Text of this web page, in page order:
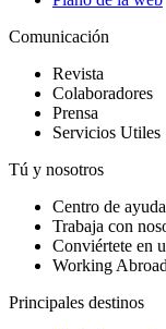
Comunicación
Revista
Colaboradores
Prensa
Servicios Utiles
Tú y nosotros
Centro de ayuda
Trabaja con
Conviértete en
Working
Principales destinos